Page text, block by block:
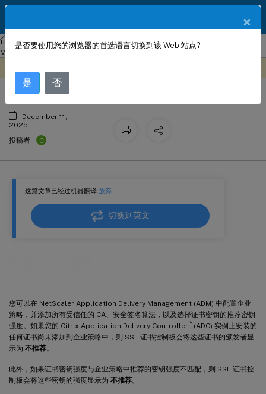
NetScalerConsole 本地部署
NetScaler Application Delivery
Management 13.1
这篇文章已经过机器翻译.放弃
切换到英文
您可以在 NetScaler Application Delivery Management (ADM) 中配置企业
策略，并添加所有受信任的 CA、安全签名算法，以及选择证书密钥的推荐密钥
强度。如果您的 Citrix Application Delivery Controller™
(ADC) 实例上安装的
任何证书尚未添加到企业策略中，则 SSL 证书控制板会将这些证书的颁发者显
示为 不推荐。
此外，如果证书密钥强度与企业策略中推荐的密钥强度不匹配，则 SSL 证书控
制板会将这些密钥的强度显示为 不推荐。
配置企业策略
December 11,
2025
投稿者:
C
×
是否要使用您的浏览器的首选语言切换到该 Web 站点?
是 否